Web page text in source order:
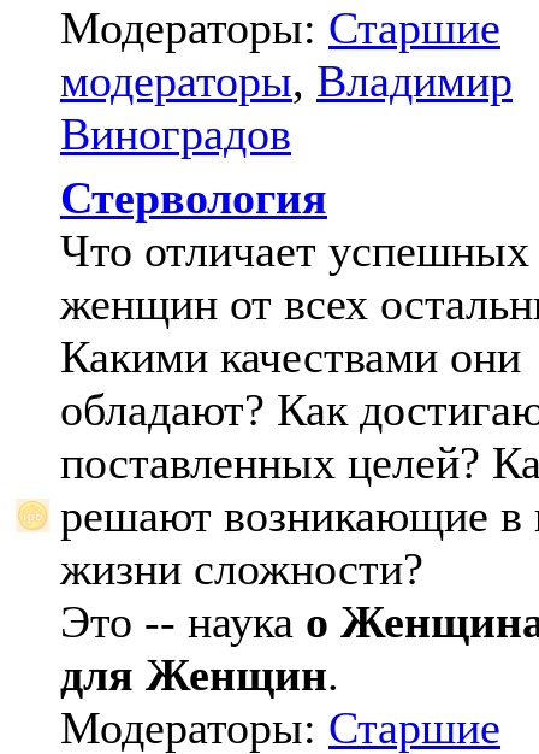
Модераторы: Старшие
модераторы, Владимир
Виноградов
Стервология
Что отличает успешных
женщин от всех
Какими качествами они
обладают? Как
поставленных целей?
решают возникающие в
жизни сложности?
Это -- наука о
для Женщин.
Модераторы: Старшие